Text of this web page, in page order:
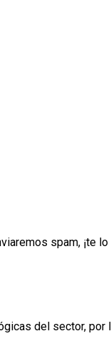
spam, ¡te
del sector,